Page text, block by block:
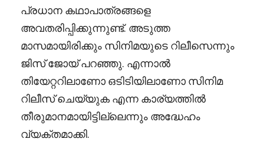
പ്രധാന കഥാപാത്രങ്ങളെ
അവതരിപ്പിക്കുന്നുണ്ട്. അടുത്ത
മാസമായിരിക്കും സിനിമയുടെ റിലീസെന്നും
ജിസ് ജോയ് പറഞ്ഞു. എന്നാൽ
തിയേറ്ററിലാണോ ഒടിടിയിലാണോ സിനിമ
റിലീസ് ചെയ്യുക എന്ന കാര്യത്തിൽ
തീരുമാനമായിട്ടില്ലെന്നും അദ്ധേഹം
വ്യക്തമാക്കി.